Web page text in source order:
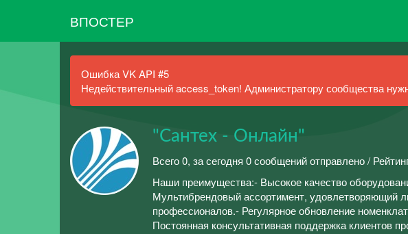
ВПОСТЕР
Ошибка VK API #5
Недействительный access_token! Администратору сообщества
"Сантех - Онлайн"
Всего 0, за сегодня 0 сообщений отправлено /
Наши преимущества:- Высокое качество
Мультибрендовый ассортимент, удовлетворяющий
профессионалов.- Регулярное обновление
Постоянная консультативная поддержка клиентов